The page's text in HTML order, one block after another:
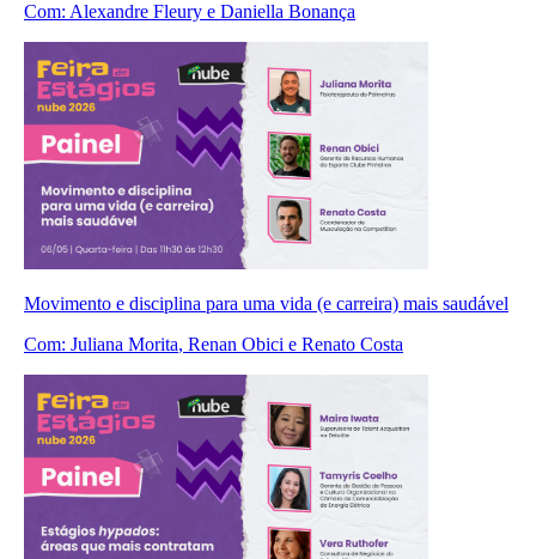
Com: Alexandre Fleury e Daniella Bonança
Movimento e disciplina para uma vida (e carreira) mais saudável
Com: Juliana Morita, Renan Obici e Renato Costa